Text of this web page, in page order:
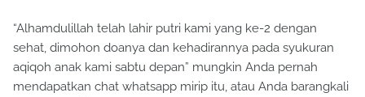
“Alhamdulillah telah lahir putri kami yang ke-2 dengan
sehat, dimohon doanya dan kehadirannya pada syukuran
aqiqoh anak kami sabtu depan” mungkin Anda pernah
mendapatkan chat whatsapp mirip itu, atau Anda barangkali